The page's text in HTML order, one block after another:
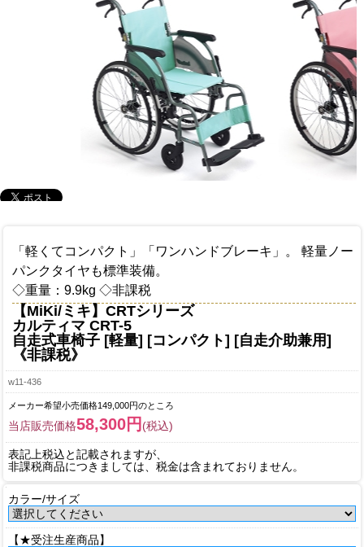
「軽くてコンパクト」「ワンハンドブレーキ」。 軽量ノー
パンクタイヤも標準装備。
◇重量：9.9kg ◇非課税
【MiKi/ミキ】CRTシリーズ
カルティマ CRT-5
自走式車椅子 [軽量] [コンパクト] [自走介助兼用]
《非課税》
w11-436
メーカー希望小売価格149,000円のところ
当店販売価格58,300円 (税込)
表記上税込と記載されますが、
非課税商品につきましては、税金は含まれておりません。
カラー/サイズ
【★受注生産商品】